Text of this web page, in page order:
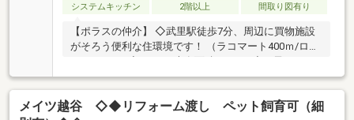
システムキッチン
2階以上 間取り図有り
【ポラスの仲介】 ◇武里駅徒歩7分、周辺に買物施設
がそろう便利な住環境です！ （ラコマート400ｍ/ロー
通学も安心、備後小学校徒歩1分(80ｍ)◇防犯面も安
心、オートロック付！ ＜リフォーム渡し＞(2026年6月
完了予定) （交換／システムキッチン・ユニットバ
メイツ越谷 ◇◆リフォーム渡し ペット飼育可（細